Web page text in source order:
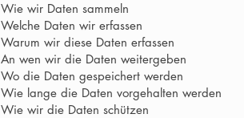
Wie wir Daten sammeln
Welche Daten wir erfassen
Warum wir diese Daten erfassen
An wen wir die Daten weitergeben
Wo die Daten gespeichert werden
Wie lange die Daten vorgehalten werden
Wie wir die Daten schützen